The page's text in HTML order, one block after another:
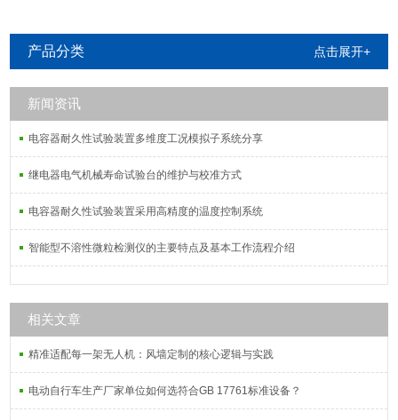
产品分类 点击展开+
新闻资讯
电容器耐久性试验装置多维度工况模拟子系统分享
继电器电气机械寿命试验台的维护与校准方式
电容器耐久性试验装置采用高精度的温度控制系统
智能型不溶性微粒检测仪的主要特点及基本工作流程介绍
相关文章
精准适配每一架无人机：风墙定制的核心逻辑与实践
电动自行车生产厂家单位如何选符合GB 17761标准设备？